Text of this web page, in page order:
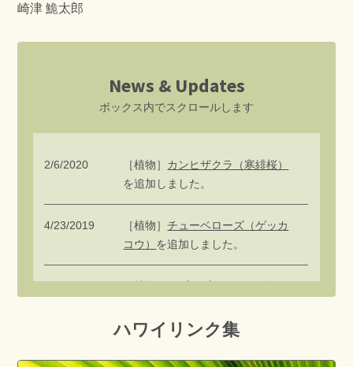
崎津 鮠太郎
News & Updates
ボックス内でスクロールします
2/6/2020 ［植物］ カンヒザクラ（寒緋桜）
を追加しました。
4/23/2019 ［植物］チューベローズ（ゲッカ
コウ） を追加しました。
ハワイリンク集